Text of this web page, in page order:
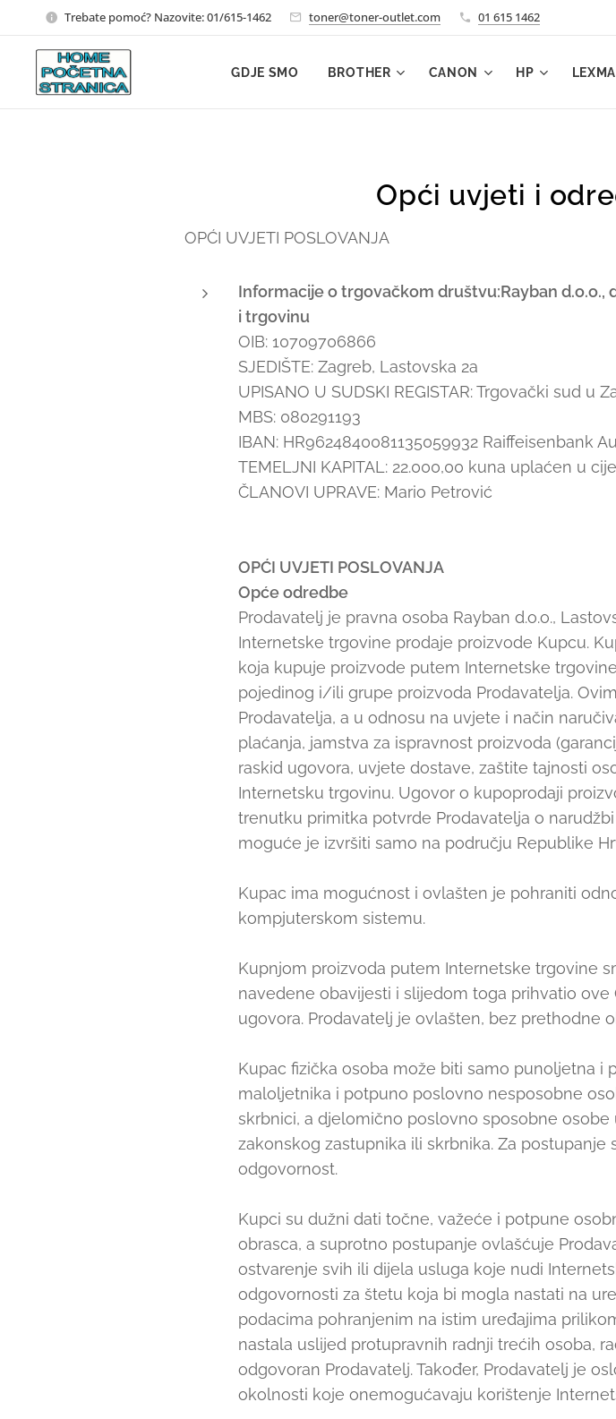
Trebate pomoć? Nazovite: 01/615-1462 toner@toner-outlet.com 01 615 1462
GDJE SMO BROTHER CANON HP
Opći uvjeti i
OPĆI UVJETI POSLOVANJA
Informacije o trgovačkom društvu:Rayban
i trgovinu
OIB: 10709706866
SJEDIŠTE: Zagreb, Lastovska 2a
UPISANO U SUDSKI REGISTAR: Trgovački sud u
MBS: 080291193
IBAN: HR9624840081135059932 Raiffeisenbank
TEMELJNI KAPITAL: 22.000,00 kuna uplaćen u
ČLANOVI UPRAVE: Mario Petrović
OPĆI UVJETI POSLOVANJA
Opće odredbe
Prodavatelj je pravna osoba Rayban d.o.o.,
Internetske trgovine prodaje proizvode Kupcu.
koja kupuje proizvode putem Internetske
pojedinog i/ili grupe proizvoda Prodavatelja.
Prodavatelja, a u odnosu na uvjete i način
plaćanja, jamstva za ispravnost proizvoda
raskid ugovora, uvjete dostave, zaštite tajnosti
Internetsku trgovinu. Ugovor o kupoprodaji
trenutku primitka potvrde Prodavatelja o
moguće je izvršiti samo na području Republike
Kupac ima mogućnost i ovlašten je pohraniti
kompjuterskom sistemu.
Kupnjom proizvoda putem Internetske trgovine
navedene obavijesti i slijedom toga prihvatio
ugovora. Prodavatelj je ovlašten, bez prethodne
Kupac fizička osoba može biti samo punoljetna i
maloljetnika i potpuno poslovno nesposobne
skrbnici, a djelomično poslovno sposobne
zakonskog zastupnika ili skrbnika. Za
odgovornost.
Kupci su dužni dati točne, važeće i potpune
obrasca, a suprotno postupanje ovlašćuje
ostvarenje svih ili dijela usluga koje nudi
odgovornosti za štetu koja bi mogla nastati na
podacima pohranjenim na istim uređajima
nastala uslijed protupravnih radnji trećih osoba,
odgovoran Prodavatelj. Također, Prodavatelj je
okolnosti koje onemogućavaju korištenje